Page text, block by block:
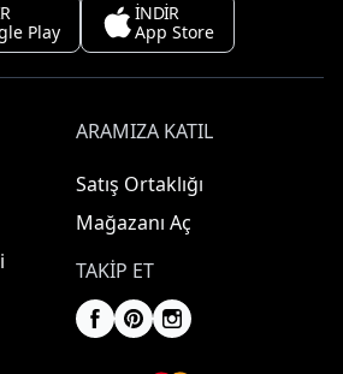
Play
İNDİR
App Store
ARAMIZA KATIL
Satış Ortaklığı
Mağazanı Aç
TAKIP ET